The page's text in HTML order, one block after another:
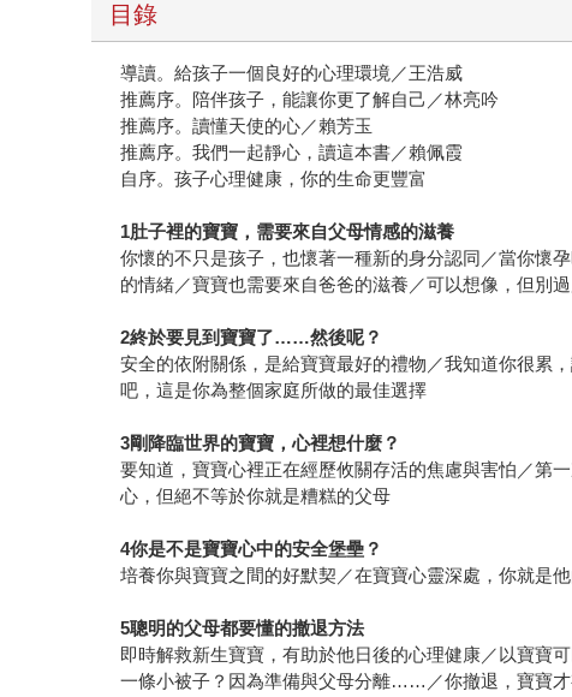
目錄
導讀。給孩子一個良好的心理環境／王浩威
推薦序。陪伴孩子，能讓你更了解自己／林亮吟
推薦序。讀懂天使的心／賴芳玉
推薦序。我們一起靜心，讀這本書／賴佩霞
自序。孩子心理健康，你的生命更豐富
1肚子裡的寶寶，需要來自父母情感的滋養
你懷的不只是孩子，也懷著一種新的身分認同／當你懷
的情緒／寶寶也需要來自爸爸的滋養／可以想像，但別
2終於要見到寶寶了……然後呢？
安全的依附關係，是給寶寶最好的禮物／我知道你很
吧，這是你為整個家庭所做的最佳選擇
3剛降臨世界的寶寶，心裡想什麼？
要知道，寶寶心裡正在經歷攸關存活的焦慮與害怕／第
心，但絕不等於你就是糟糕的父母
4你是不是寶寶心中的安全堡壘？
培養你與寶寶之間的好默契／在寶寶心靈深處，你就是
5聰明的父母都要懂的撤退方法
即時解救新生寶寶，有助於他日後的心理健康／以寶寶
一條小被子？因為準備與父母分離……／你撤退，寶寶